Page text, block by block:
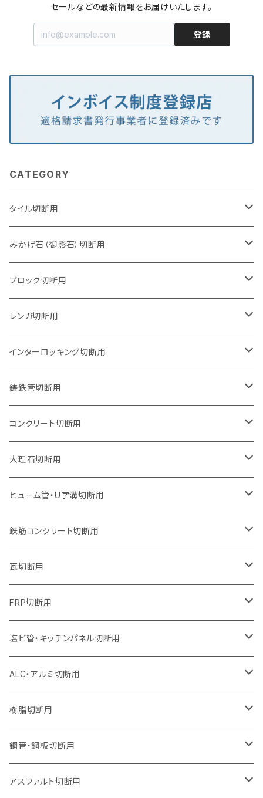
セールなどの最新情報をお届けいたします。
登録
CATEGORY
タイル切断用
105mm（4インチ）
125mm（5インチ）
グラインダー取付用
石井超硬電動切断機 取付用
みかげ石（御影石）切断用
105mm（4インチ）
セグメントタイプ
セグメントタイプ（ビス穴付き
125mm（5インチ）
セグメントタイプ
セグメントタイプ（ビス穴付き
150mm（6インチ）
セグメントタイプ
180mm（7インチ）
セグメントタイプ
205mm（8インチ）
セグメントタイプ
230mm（9インチ）
セグメントタイプ
305mm（12インチ）
セグメント
セグメント（特殊凸凹加工チップ）
355mm（14インチ）
セグメント
セグメント（特殊凸凹加工チップ）
405mm（16インチ）
セグメントタイプ
ブロック切断用
105mm（4インチ）
セグメントタイプ
ウェーブタイプ
125mm（5インチ）
セグメントタイプ
ウェーブタイプ
150mm（6インチ）
セグメントタイプ
ウェーブタイプ
180mm（7インチ）
セグメントタイプ
ウェーブタイプ
205mm（8インチ）
セグメントタイプ
ウェーブタイプ
230mm（9インチ）
セグメントタイプ
ウェーブタイプ
255mm（10インチ）
セグメントタイプ
305mm（12インチ）
セグメント
セグメント（特殊凸凹加工チップ）
355mm（14インチ）
セグメント
セグメント（特殊凸凹加工チップ）
レンガ切断用
105mm（4インチ）
セグメントタイプ
ウェーブタイプ
125mm（5インチ）
セグメントタイプ
ウェーブタイプ
150mm（6インチ）
セグメントタイプ
ウェーブタイプ
180mm（7インチ）
セグメントタイプ
ウェーブタイプ
205mm（8インチ）
セグメントタイプ
ウェーブタイプ
230mm（9インチ）
セグメントタイプ
ウェーブタイプ
255mm（10インチ）
セグメントタイプ
305mm（12インチ）
セグメント
セグメント（特殊凸凹加工チップ）
355mm（14インチ）
セグメント
セグメント（特殊凸凹加工チップ）
インターロッキング切断用
105mm（4インチ）
セグメントタイプ
セグメントタイプ（ビス穴付き
125mm（5インチ）
セグメントタイプ
セグメントタイプ（ビス穴付き
150mm（6インチ）
セグメントタイプ
180mm（7インチ）
セグメントタイプ
205mm（8インチ）
セグメントタイプ
230mm（9インチ）
セグメントタイプ
255mm（10インチ）
セグメントタイプ（一般道路カッター用
305mm（12インチ）
セグメントタイプ
セグメントタイプ（一般道路カッター用
355mm（14インチ）
セグメントタイプ
セグメントタイプ（一般道路カッター用
405mm（16インチ）
セグメントタイプ
セグメントタイプ（一般道路カッター用
455mm（18インチ）
セグメント（一般道路カッター用
鋳鉄管切断用
105mm（4インチ）
セグメントタイプ
セグメントタイプ（ビス穴付き
125mm（5インチ）
セグメントタイプ
セグメントタイプ（ビス穴付き
150mm（6インチ）
セグメントタイプ
180mm（7インチ）
セグメントタイプ
205mm（8インチ）
セグメントタイプ
230mm（9インチ）
セグメントタイプ
305mm（12インチ）
セグメントタイプ
埋設鋳鉄管工事対応タイプ
355mm（14インチ）
セグメントタイプ
埋設鋳鉄管工事対応タイプ
405mm（16インチ）
セグメントタイプ
埋設鋳鉄管工事対応タイプ
コンクリート切断用
105mm（4インチ）
セグメントタイプ
ウェーブタイプ
125mm（5インチ）
セグメントタイプ
ウェーブタイプ
150mm（6インチ）
セグメントタイプ
ウェーブタイプ
180mm（7インチ）
セグメントタイプ
ウェーブタイプ
205mm（8インチ）
セグメントタイプ
ウェーブタイプ
230mm（9インチ）
セグメントタイプ
ウェーブタイプ
255mm（10インチ）
セグメントタイプ
セグメントタイプ（一般道路カッター用
305mm（12インチ）
セグメント
セグメント（特殊凸凹加工チップ）
355mm（14インチ）
セグメント
405mm（16インチ）
大理石切断用
125mm（5インチ）
ヒューム管・U字溝切断用
105mm（4インチ）
セグメントタイプ
125mm（5インチ）
セグメントタイプ
150mm（6インチ）
セグメントタイプ
180mm（7インチ）
セグメントタイプ
205mm（8インチ）
セグメントタイプ
230mm（9インチ）
セグメントタイプ
255mm（10インチ）
セグメントタイプ
305mm（12インチ）
鉄筋コンクリート切断用
305mm（12インチ）
セグメントタイプ
355mm（14インチ）
セグメントタイプ
405mm（16インチ）
セグメントタイプ
瓦切断用
105mm（4インチ）
FRP切断用
125ｍｍ（5インチ）
塩ビ管・キッチンパネル切断用
125ｍｍ（5インチ）
ALC・アルミ切断用
305mm（12インチ）
砥石（補強綱入り）
355mm（14インチ）
砥石（補強綱入り）
樹脂切断用
305mm（12インチ）
砥石（補強綱入り）
355mm（14インチ）
鋼管・鋼板切断用
305mm（12インチ）
アスファルト切断用